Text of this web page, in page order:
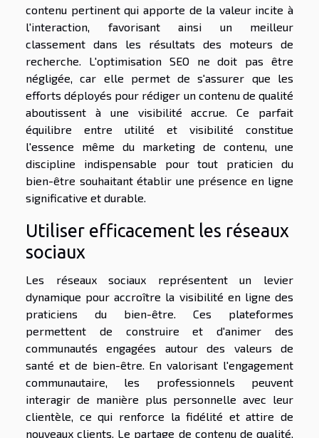
contenu pertinent qui apporte de la valeur incite à
l'interaction, favorisant ainsi un meilleur
classement dans les résultats des moteurs de
recherche. L'optimisation SEO ne doit pas être
négligée, car elle permet de s'assurer que les
efforts déployés pour rédiger un contenu de qualité
aboutissent à une visibilité accrue. Ce parfait
équilibre entre utilité et visibilité constitue
l'essence même du marketing de contenu, une
discipline indispensable pour tout praticien du
bien-être souhaitant établir une présence en ligne
significative et durable.
Utiliser efficacement les réseaux
sociaux
Les réseaux sociaux représentent un levier
dynamique pour accroître la visibilité en ligne des
praticiens du bien-être. Ces plateformes
permettent de construire et d'animer des
communautés engagées autour des valeurs de
santé et de bien-être. En valorisant l'engagement
communautaire, les professionnels peuvent
interagir de manière plus personnelle avec leur
clientèle, ce qui renforce la fidélité et attire de
nouveaux clients. Le partage de contenu de qualité,